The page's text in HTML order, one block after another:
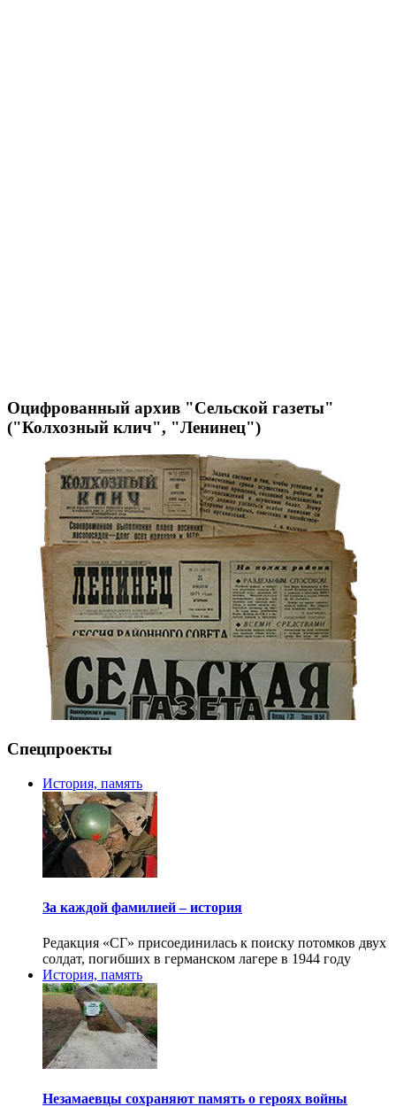
Оцифрованный архив "Сельской газеты"
("Колхозный клич", "Ленинец")
Спецпроекты
История, память
За каждой фамилией – история
Редакция «СГ» присоединилась к поиску потомков двух
солдат, погибших в германском лагере в 1944 году
История, память
Незамаевцы сохраняют память о героях войны